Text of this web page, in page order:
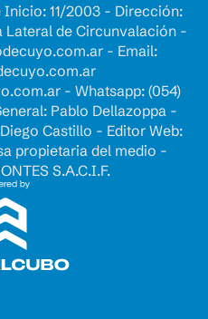
11/2003 - Dirección:
Lateral de Circunvalación -
- Email:
- Whatsapp: (054)
Pablo Dellazoppa -
Castillo - Editor Web:
propietaria del medio -
S.A.C.I.F.